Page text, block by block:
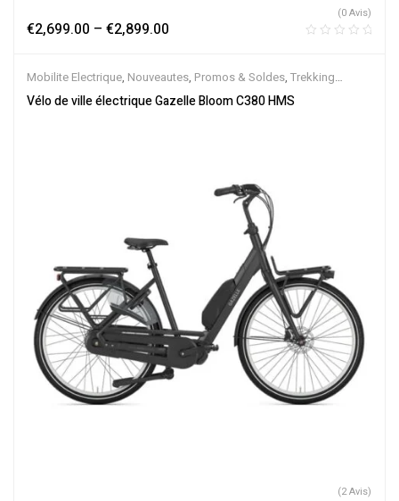
€2,699.00 – €2,899.00
(0 Avis)
Mobilite Electrique, Nouveautes, Promos & Soldes, Trekking
électrique,Vélo électrique ville,Velos Electriques,VTC Electrique
Vélo de ville électrique Gazelle Bloom C380 HMS
(2 Avis)